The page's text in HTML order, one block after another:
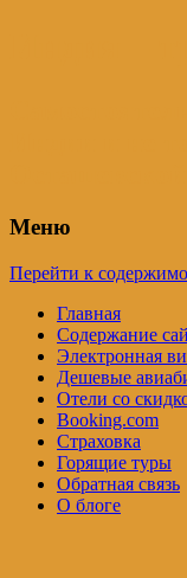
Меню
Перейти к
Главная
Содержание
Электронная
Дешевые
Отели со
Booking.com
Страховка
Горящие туры
Обратная связь
О блоге